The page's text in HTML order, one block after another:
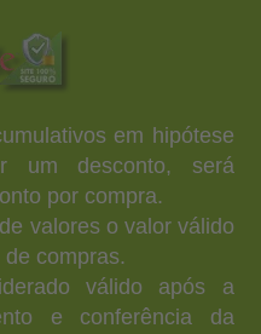
em hipótese
um desconto, será
por compra.
valores o valor válido
compras.
válido após a
e conferência da